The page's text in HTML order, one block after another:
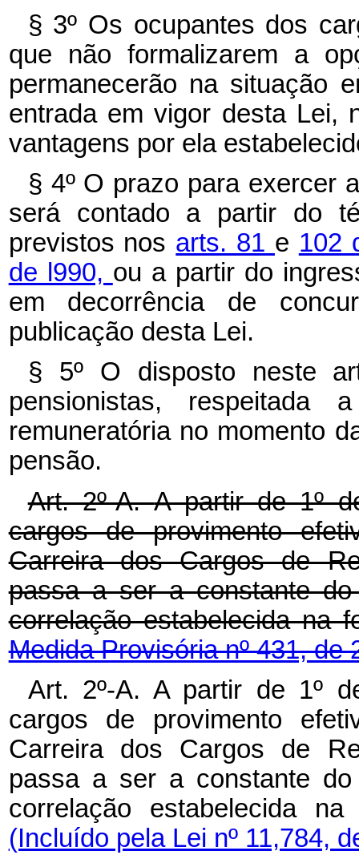
§ 3º Os ocupantes dos
que não formalizarem a
permanecerão na situação
entrada em vigor desta Lei,
vantagens por ela
§ 4º O prazo para exercer
será contado a partir do
previstos nos arts. 81 e 102
de l990, ou a partir do
em decorrência de
publicação desta Lei.
§ 5º O disposto neste
pensionistas, respeitada
remuneratória no momento
pensão.
Art. 2º-A.A partir de 1º
cargos de provimento
Carreira dos Cargos de
passa a ser a constante
correlação estabelecida na
Medida Provisória nº 431, de
Art. 2º-A. A partir de 1º
cargos de provimento
Carreira dos Cargos de
passa a ser a constante
correlação estabelecida
(Incluído pela Lei nº 11,784,